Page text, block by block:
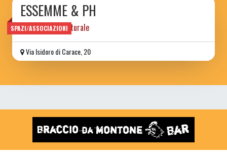
SPAZI/ASSOCIAZIONI
ESSEMME & PH
associazione culturale
Via Isidoro di Carace, 20